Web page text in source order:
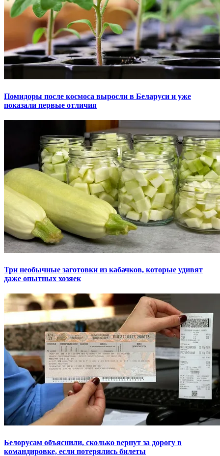
Помидоры после космоса выросли в Беларуси и уже
показали первые отличия
Три необычные заготовки из кабачков, которые удивят
даже опытных хозяек
Белорусам объяснили, сколько вернут за дорогу в
командировке, если потерялись билеты